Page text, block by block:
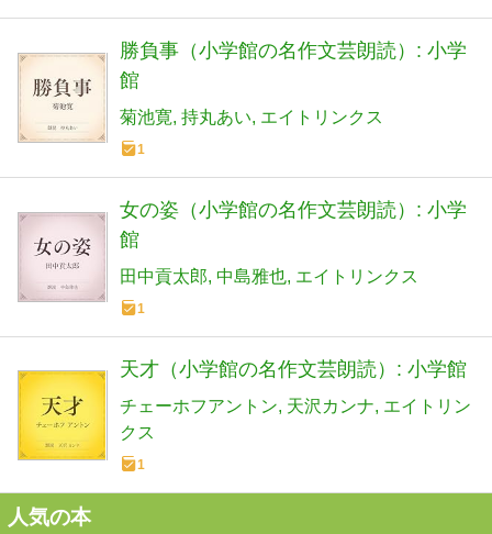
勝負事（小学館の名作文芸朗読）: 小学
館
菊池寛 持丸あい エイトリンクス
1
女の姿（小学館の名作文芸朗読）: 小学
館
田中貢太郎 中島雅也 エイトリンクス
1
天才（小学館の名作文芸朗読）: 小学館
チェーホフアントン 天沢カンナ エイトリン
クス
1
人気の本